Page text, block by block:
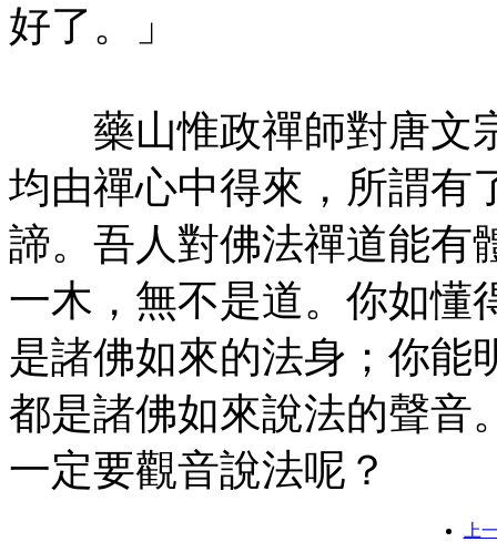
好了。」
藥山惟政禪師對唐文
均由禪心中得來，所謂有
諦。吾人對佛法禪道能有
一木，無不是道。你如懂
是諸佛如來的法身；你能
都是諸佛如來說法的聲音
一定要觀音說法呢？
上